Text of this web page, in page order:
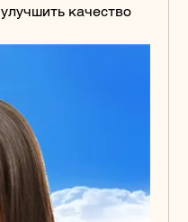
качество